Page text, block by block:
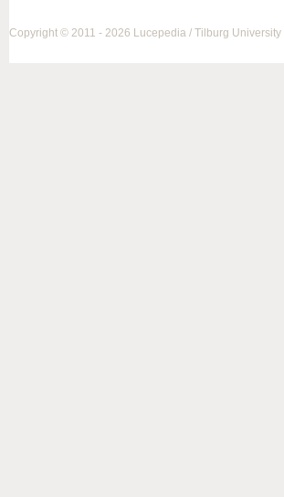
Copyright © 2011 - 2026 Lucepedia / Tilburg University |